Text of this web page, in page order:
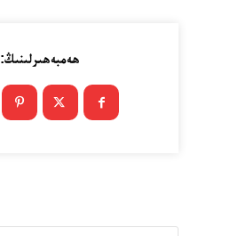
ھەمبەھىرلىنىڭ: